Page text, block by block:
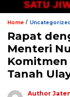
Home /
Rapat
Menteri
Tanah
Author